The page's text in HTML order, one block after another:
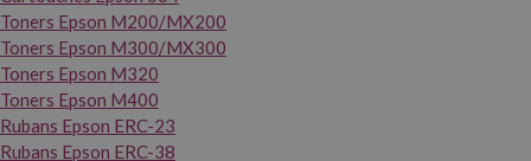
Toners Epson M200/MX200
Toners Epson M300/MX300
Toners Epson M320
Toners Epson M400
Rubans Epson ERC-23
Rubans Epson ERC-38